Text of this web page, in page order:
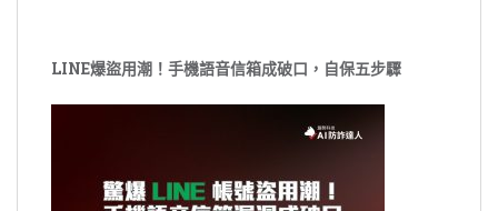
LINE爆盜用潮！手機語音信箱成破口，自保五步驟